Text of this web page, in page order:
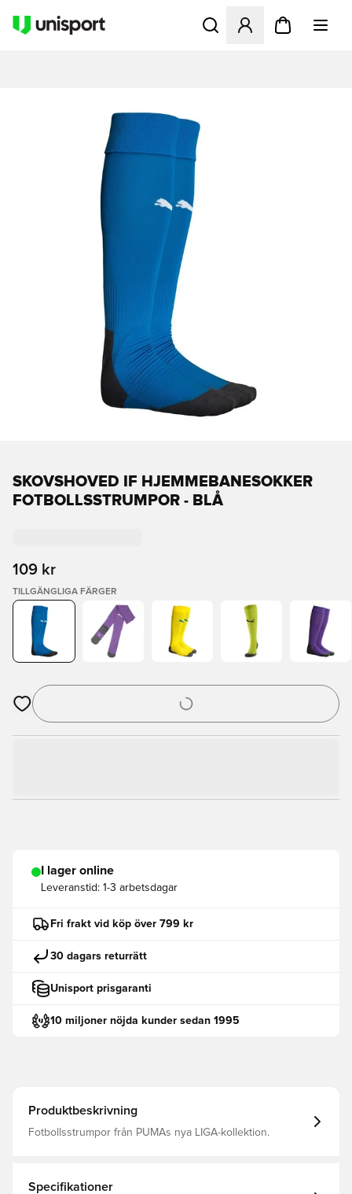
Öppnar en Modal för att
SKOVSHOVED IF HJEMMEBANESOKKER
FOTBOLLSSTRUMPOR - BLÅ
109 kr
TILLGÄNGLIGA FÄRGER
Öppnar en Modal för att logga in eller registrera dig som
I lager online
Leveranstid: 1-3 arbetsdagar
Fri frakt vid köp över 799 kr
30 dagars returrätt
Unisport prisgaranti
10 miljoner nöjda kunder sedan 1995
Produktbeskrivning
Fotbollsstrumpor från PUMAs nya LIGA-kollektion.
Specifikationer